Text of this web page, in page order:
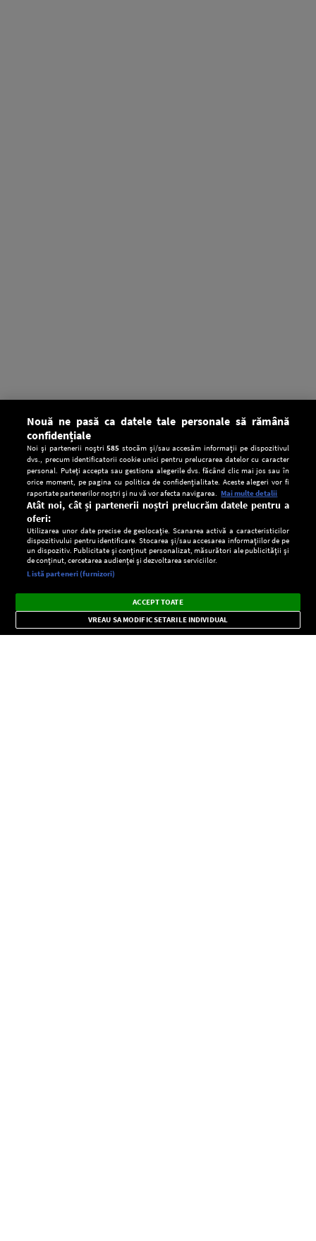
CONFIDENŢIALITATE
Setări:
Dark
Mode
Radio live, podcasturi, știri și alerte
importante.
×
Nouă ne pasă ca datele tale personale să rămână
confidențiale
Noi și partenerii noștri585 stocăm și/sau accesăm informații pe dispozitivul
dvs., precum identificatorii cookie unici pentru prelucrarea datelor cu caracter
personal. Puteți accepta sau gestiona alegerile dvs. făcând clic mai jos sau în
orice moment, pe pagina cu politica de confidențialitate. Aceste alegeri vor fi
raportate partenerilor noștri și nu vă vor afecta navigarea. Mai multe detalii
Atât noi, cât și partenerii noștri prelucrăm datele pentru a
oferi:
Utilizarea unor date precise de geolocație. Scanarea activă a caracteristicilor
dispozitivului pentru identificare. Stocarea și/sau accesarea informațiilor de pe
un dispozitiv. Publicitate și conținut personalizat, măsurători ale publicității și
de conținut, cercetarea audienței și dezvoltarea serviciilor.
Listă parteneri (furnizori)
ACCEPT TOATE
VREAU SA MODIFIC SETARILE INDIVIDUAL